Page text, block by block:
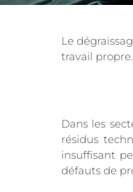
Le
travail
Dans les
résidus
insuffisant
défauts de